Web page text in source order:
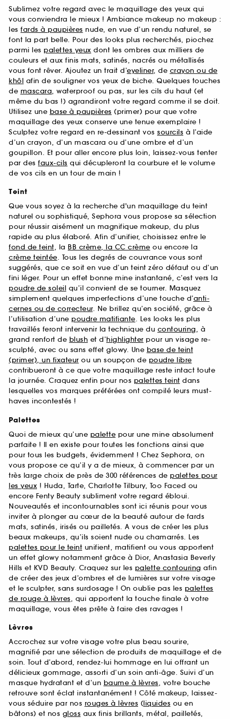
Sublimez votre regard avec le maquillage des yeux qui
vous conviendra le mieux ! Ambiance makeup no makeup :
les fards à paupières nude, en vue d’un rendu naturel, se
font la part belle. Pour des looks plus recherchés, piochez
parmi les palettes yeux dont les ombres aux milliers de
couleurs et aux finis mats, satinés, nacrés ou métallisés
vous font rêver. Ajoutez un trait d’eyeliner, de crayon ou de
khôl afin de souligner vos yeux de biche. Quelques touches
de mascara, waterproof ou pas, sur les cils du haut (et
même du bas !) agrandiront votre regard comme il se doit.
Utilisez une base à paupières (primer) pour que votre
maquillage des yeux conserve une tenue exemplaire !
Sculptez votre regard en re-dessinant vos sourcils à l’aide
d’un crayon, d’un mascara ou d’une ombre et d’un
goupillon. Et pour aller encore plus loin, laissez-vous tenter
par des faux-cils qui décupleront la courbure et le volume
de vos cils en un tour de main !
Teint
Que vous soyez à la recherche d'un maquillage du teint
naturel ou sophistiqué, Sephora vous propose sa sélection
pour réussir aisément un magnifique makeup, du plus
rapide au plus élaboré. Afin d’unifier, choisissez entre le
fond de teint, la BB crème, la CC crème ou encore la
crème teintée. Tous les degrés de couvrance vous sont
suggérés, que ce soit en vue d’un teint zéro défaut ou d’un
fini léger. Pour un effet bonne mine instantané, c’est vers la
poudre de soleil qu’il convient de se tourner. Masquez
simplement quelques imperfections d’une touche d’anti-
cernes ou de correcteur. Ne brillez qu’en société, grâce à
l’utilisation d’une poudre matifiante. Les looks les plus
travaillés feront intervenir la technique du contouring, à
grand renfort de blush et d’highlighter pour un visage re-
sculpté, avec ou sans effet glowy. Une base de teint
(primer), un fixateur ou un soupçon de poudre libre
contribueront à ce que votre maquillage reste intact toute
la journée. Craquez enfin pour nos palettes teint dans
lesquelles vos marques préférées ont compilé leurs must-
haves incontestés !
Palettes
Quoi de mieux qu’une palette pour une mine absolument
parfaite ! Il en existe pour toutes les fonctions ainsi que
pour tous les budgets, évidemment ! Chez Sephora, on
vous propose ce qu’il y a de mieux, à commencer par un
très large choix de près de 300 références de palettes pour
les yeux ! Huda, Tarte, Charlotte Tilbury, Too Faced ou
encore Fenty Beauty subliment votre regard ébloui.
Nouveautés et incontournables sont ici réunis pour vous
inviter à plonger au cœur de la beauté autour de fards
mats, satinés, irisés ou pailletés. A vous de créer les plus
beaux makeups, qu’ils soient nude ou chamarrés. Les
palettes pour le teint unifient, matifient ou vous apportent
un effet glowy notamment grâce à Dior, Anastasia Beverly
Hills et KVD Beauty. Craquez sur les palette contouring afin
de créer des jeux d’ombres et de lumières sur votre visage
et le sculpter, sans surdosage ! On oublie pas les palettes
de rouge à lèvres, qui apportent la touche finale à votre
maquillage, vous êtes prête à faire des ravages !
Lèvres
Accrochez sur votre visage votre plus beau sourire,
magnifié par une sélection de produits de maquillage et de
soin. Tout d’abord, rendez-lui hommage en lui offrant un
délicieux gommage, assorti d’un soin anti-âge. Suivi d’un
masque hydratant et d’un baume à lèvres, votre bouche
retrouve sont éclat instantanément ! Côté makeup, laissez-
vous séduire par nos rouges à lèvres (liquides ou en
bâtons) et nos gloss aux finis brillants, métal, pailletés,